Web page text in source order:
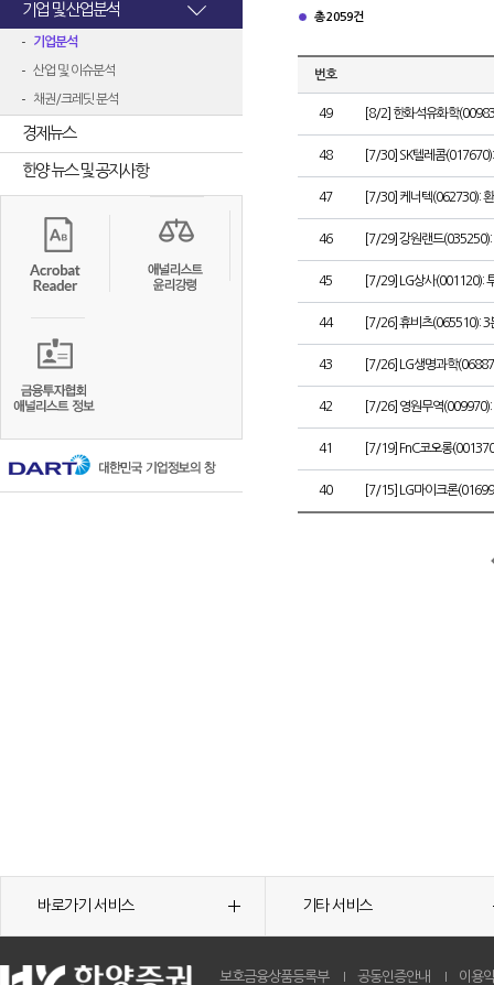
기업 및 산업분석
기업분석
산업 및 이슈분석
채권/크레딧 분석
경제뉴스
한양 뉴스 및 공지사항
총 2059건
번호
49 [8/2] 한화석유화학
48 [7/30] SK텔레콤
47 [7/30] 케너텍(062730):
46 [7/29] 강원랜드
45 [7/29] LG상사(001120):
44 [7/26] 휴비츠(065510): 3
43 [7/26] LG생명과학
42 [7/26] 영원무역
41 [7/19] FnC코오롱
40 [7/15] LG마이크론
바로가기 서비스 기타 서비스
보호금융상품등록부 공동인증안내 이용